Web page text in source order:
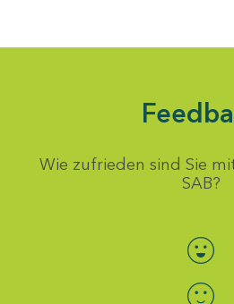
Wie zufrieden sind Sie
SAB?